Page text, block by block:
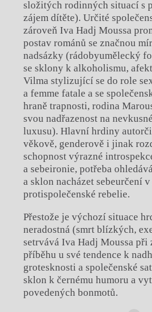
složitých rodinných situací s
zájem dítěte). Určité
zároveň Iva Hadj Moussa
postav románů se značnou
nadsázky (rádobyumělecký
se sklony k alkoholismu,
Vilma stylizující se do role
a femme fatale a se
hraně trapnosti, rodina
svou nadřazenost na
luxusu). Hlavní hrdiny
věkově, genderově i jinak
schopnost výrazné
a sebeironie, potřeba
a sklon nacházet sebeurčení
protispolečenské rebelie.
Přestože je výchozí situace
neradostná (smrt blízkých,
setrvává Iva Hadj Moussa
příběhu u své tendence k
grotesknosti a společenské
sklon k černému humoru a
povedených bonmotů.